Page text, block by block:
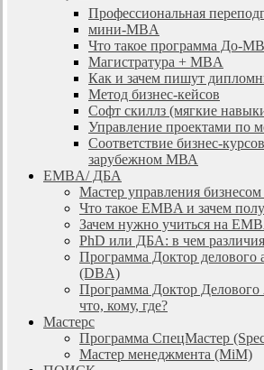
Профессиональная
мини-MBA
Что такое программа До-
Магистратура + MBA
Как и зачем пишут
Метод бизнес-кейсов
Софт скиллз (мягкие
Управление проектами по
Соответствие бизнес-
зарубежном МВА
EMBA/ ДБA
Мастер управления
Что такое EMBA и зачем
Зачем нужно учиться на
PhD или ДБА: в чем
Программа Доктор делового
(DBА)
Программа Доктор
что, кому, где?
Мастерс
Программа СпецМастер
Мастер менеджмента (MiM)